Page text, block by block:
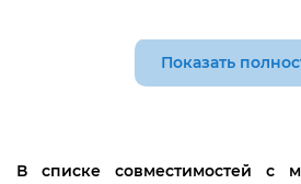
Показать
В списке совместимостей с